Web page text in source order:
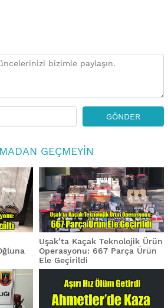
GÖNDER
GEÇMEYIN
Uşak’ta Kaçak Teknolojik Ürün
Operasyonu: 667 Parça Ürün
Ele Geçirildi